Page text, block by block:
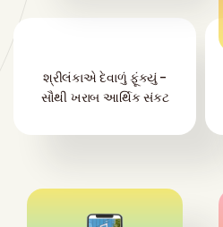
શ્રીલંકાએ દેવાળું ફૂંક્યું -
સૌથી ખરાબ આર્થિક સંકટ